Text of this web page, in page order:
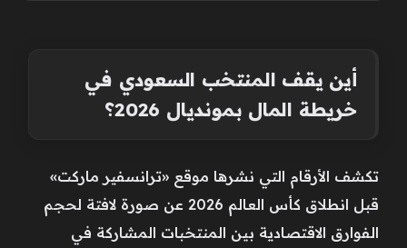
أين يقف المنتخب السعودي في
خريطة المال بمونديال 2026؟
تكشف الأرقام التي نشرها موقع «ترانسفير ماركت»
قبل انطلاق كأس العالم 2026 عن صورة لافتة لحجم
الفوارق الاقتصادية بين المنتخبات المشاركة في